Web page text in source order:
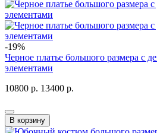
-19%
Черное платье большого размера с
элементами
10800 р. 13400 р.
В корзину